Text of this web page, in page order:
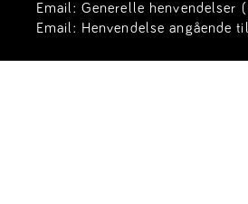
Email: Generelle henvendelser
Email: Henvendelse angående